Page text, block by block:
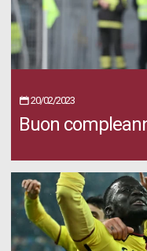
20/02/2023
Buon